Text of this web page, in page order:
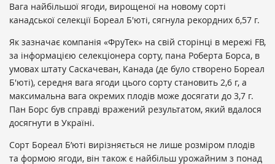
Вага найбільшої ягоди, вирощеної на новому сорті
канадської селекції Бореал Б'юті, сягнула рекордних 6,57 г.
Як зазначає компанія «ФруТек» на свій сторінці в мережі FB,
за інформацією селекціонера сорту, пана Роберта Борса, в
умовах штату Саскачеван, Канада (де було створено Бореал
Б'юті), середня вага ягоди цього сорту становить 2,6 г, а
максимальна вага окремих плодів може досягати до 3,7 г.
Пан Борс був справді вражений результатом, який вдалося
досягнути в Україні.
Сорт Бореал Б’юті вирізняється не лише розміром плодів
та формою ягоди, він також є найбільш урожайним з понад